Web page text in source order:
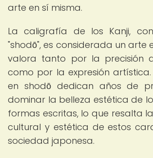
arte en sí misma.
La caligrafía de los Kanji,
"shodō", es considerada un arte
valora tanto por la precisión
como por la expresión artística.
en shodō dedican años de
dominar la belleza estética de
formas escritas, lo que resalta
cultural y estética de estos
sociedad japonesa.